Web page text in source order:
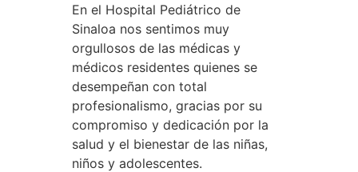
En el Hospital Pediátrico de
Sinaloa nos sentimos muy
orgullosos de las médicas y
médicos residentes quienes se
desempeñan con total
profesionalismo, gracias por su
compromiso y dedicación por la
salud y el bienestar de las niñas,
niños y adolescentes.